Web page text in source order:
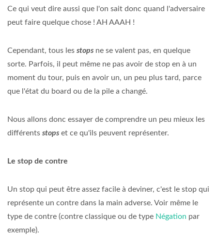
Ce qui veut dire aussi que l'on sait donc quand l'adversaire
peut faire quelque chose ! AH AAAH !
Cependant, tous les stops ne se valent pas, en quelque
sorte. Parfois, il peut même ne pas avoir de stop en à un
moment du tour, puis en avoir un, un peu plus tard, parce
que l'état du board ou de la pile a changé.
Nous allons donc essayer de comprendre un peu mieux les
différents stops et ce qu'ils peuvent représenter.
Le stop de contre
Un stop qui peut être assez facile à deviner, c'est le stop qui
représente un contre dans la main adverse. Voir même le
type de contre (contre classique ou de type Négation par
exemple).